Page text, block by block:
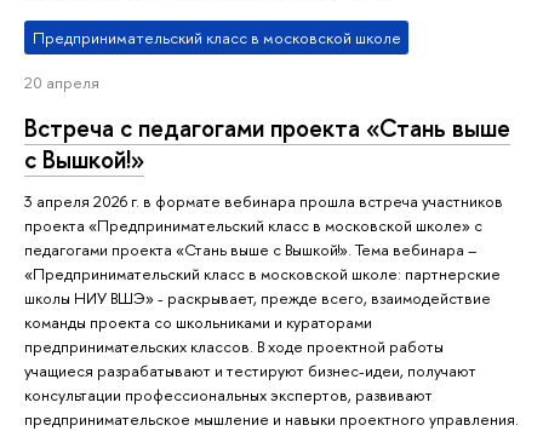
Предпринимательский класс в московской школе
20 апреля
Встреча с педагогами проекта «Стань выше
с Вышкой!»
3 апреля 2026 г. в формате вебинара прошла встреча участников
проекта «Предпринимательский класс в московской школе» с
педагогами проекта «Стань выше с Вышкой!». Тема вебинара –
«Предпринимательский класс в московской школе: партнерские
школы НИУ ВШЭ» - раскрывает, прежде всего, взаимодействие
команды проекта со школьниками и кураторами
предпринимательских классов. В ходе проектной работы
учащиеся разрабатывают и тестируют бизнес-идеи, получают
консультации профессиональных экспертов, развивают
предпринимательское мышление и навыки проектного управления.